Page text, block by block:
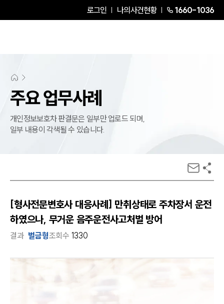
로그인 나의사건현황 1660-1036
주요 업무사례
개인정보보호차 판결문은 일부만 업로드 되며,
일부 내용이 각색될 수 있습니다.
[형사전문변호사 대응사례] 만취상태로 주차장서 운전
하였으나, 무거운 음주운전사고처벌 방어
결과 벌금형조회수 1330